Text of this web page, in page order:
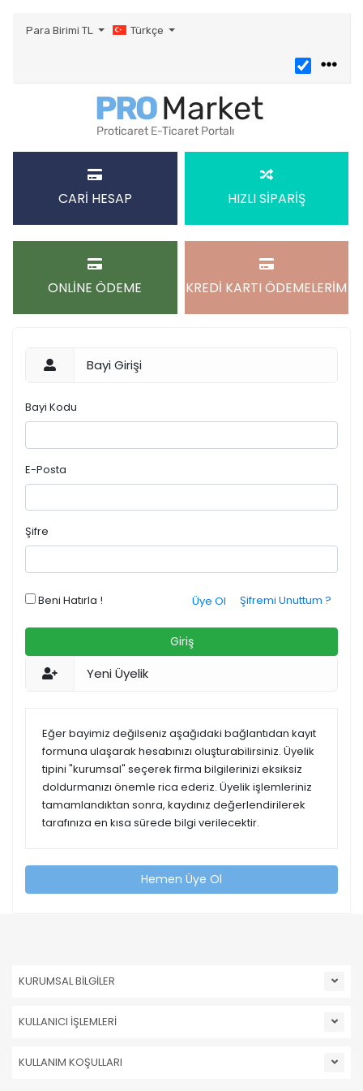
Para Birimi TL Türkçe
CARİ HESAP HIZLI SİPARİŞ
ONLİNE ÖDEME KREDİ KARTI ÖDEMELERİM
Bayi Girişi
Bayi Kodu
E-Posta
Şifre
Beni Hatırla ! Şifremi Unuttum ?
Üye Ol
Giriş
Yeni Üyelik
Eğer bayimiz değilseniz aşağıdaki bağlantıdan kayıt
formuna ulaşarak hesabınızı oluşturabilirsiniz. Üyelik
tipini "kurumsal" seçerek firma bilgilerinizi eksiksiz
doldurmanızı önemle rica ederiz. Üyelik işlemleriniz
tamamlandıktan sonra, kaydınız değerlendirilerek
tarafınıza en kısa sürede bilgi verilecektir.
Hemen Üye Ol
KURUMSAL BİLGİLER
KULLANICI İŞLEMLERİ
KULLANIM KOŞULLARI